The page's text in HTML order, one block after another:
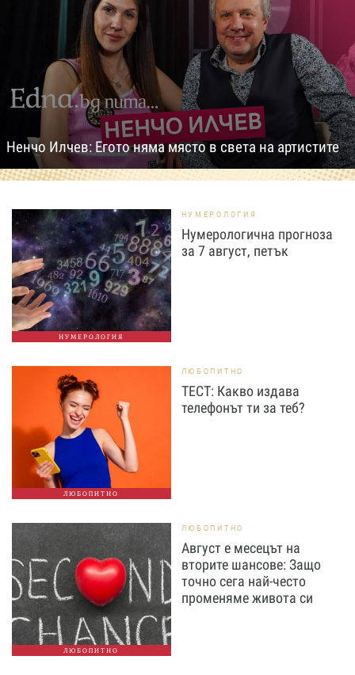
Ненчо Илчев: Егото няма място в света на артистите
НУМЕРОЛОГИЯ
НУМЕРОЛОГИЯ
Нумерологична прогноза
за 7 август, петък
ЛЮБОПИТНО
ЛЮБОПИТНО
ТЕСТ: Какво издава
телефонът ти за теб?
ЛЮБОПИТНО
ЛЮБОПИТНО
Август е месецът на
вторите шансове: Защо
точно сега най-често
променяме живота си